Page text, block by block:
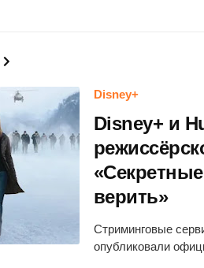
Disney+
Disney+ и
верить»
Стриминговые
опубликовали